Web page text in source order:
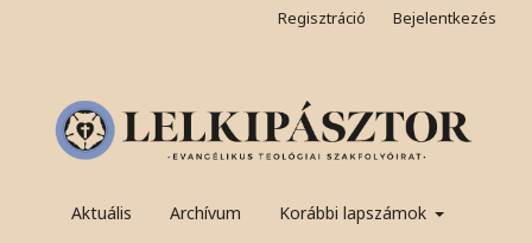
Aktuális Archívum Korábbi lapszámok
Regisztráció Bejelentkezés